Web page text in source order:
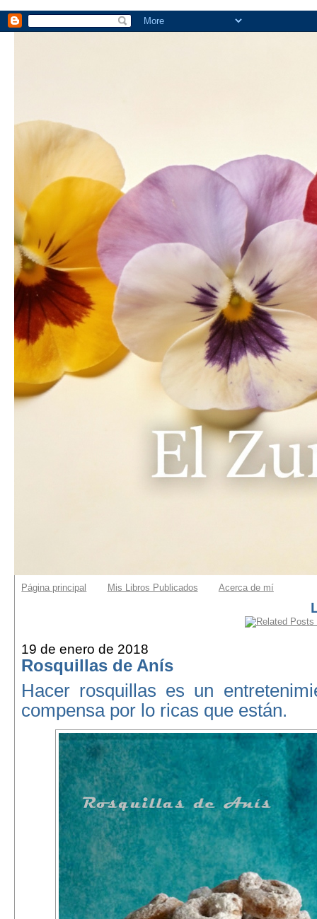
Página principal Mis Libros Publicados Acerca de mí
19 de enero de 2018
Rosquillas de Anís
Hacer rosquillas es un
compensa por lo ricas que están.